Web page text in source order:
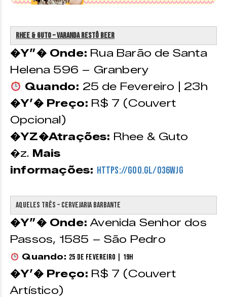
Rhee & Guto – Varanda Restô Beer
�Y”� Onde: Rua Barão de Santa
Helena 596 – Granbery
Quando: 25 de Fevereiro | 23h
�Y’� Preço: R$ 7 (Couvert
Opcional)
�YZ�Atrações: Rhee & Guto
�z. Mais
informações: https://goo.gl/O36Wjg
Aqueles Três – Cervejaria Barbante
�Y”� Onde:Avenida Senhor dos
Passos, 1585 – São Pedro
Quando: 25 de Fevereiro | 19h
�Y’� Preço: R$ 7 (Couvert
Artístico)